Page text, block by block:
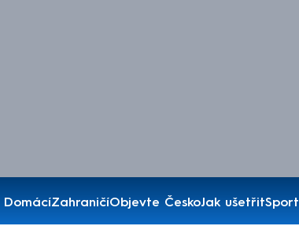
DomácíZahraničíObjevte ČeskoJak ušetřitSport
Pořady